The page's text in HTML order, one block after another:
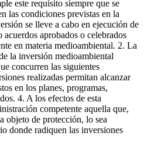
este requisito siempre que se
las condiciones previstas en la
se lleve a cabo en ejecución de
aprobados o celebrados
en materia medioambiental. 2. La
la inversión medioambiental
concurren las siguientes
realizadas permitan alcanzar
en los planes, programas,
4. A los efectos de esta
competente aquella que,
objeto de protección, lo sea
donde radiquen las inversiones